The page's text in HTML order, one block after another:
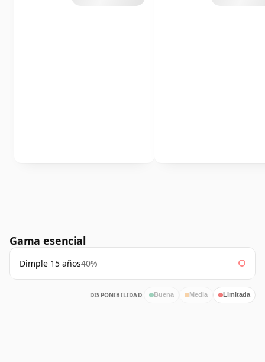
Gama esencial
Dimple 15 años40%
DISPONIBILIDAD: Buena Media Limitada